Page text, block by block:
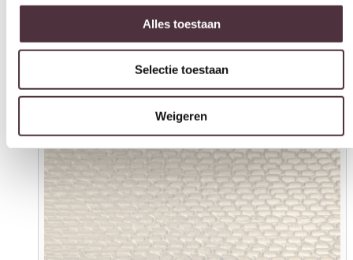
Alles toestaan
Selectie toestaan
Weigeren